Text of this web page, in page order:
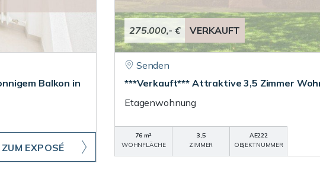
Balkon in
ZUM EXPOSÉ
275.000,- € VERKAUFT
Senden
***Verkauft*** Attraktive 3,5 Zimmer
Etagenwohnung
76 m²
WOHNFLÄCHE
3,5
ZIMMER
AE222
OBJEKTNUMMER